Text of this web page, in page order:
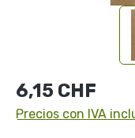
Precio normal:
6,15 CHF
Precios con IVA